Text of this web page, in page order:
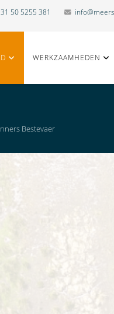
50 5255 381
WERKZAAMHEDEN
Bestevaer